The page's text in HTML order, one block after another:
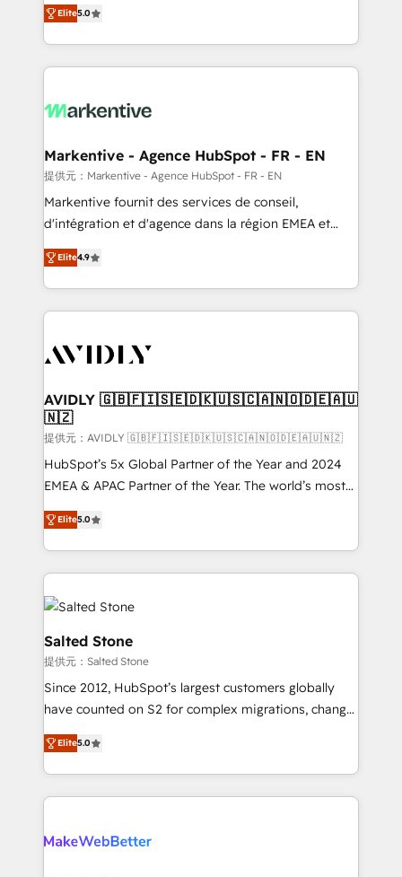
ンツとサイト構造を最適化。 🏆 なぜ100incを選ぶの
か？ ✓ HubSpot Eliteパートナー認定 ✓ HubSpotアワ
ード受賞・HUGリーダー ✓ ISO27001:2022 /
HubSpot大百科 出版 CRM・AI活用に関するご相談、現
せください。
your resilient growth.
customer platform and operationalize HubSpot’s
Loop Marketing framework through expert-led
services, smart agents, and purpose-built apps,
results, fast. ⚙️CRM & RevOps: Align all Hubs to your
🎯Demand Gen & ABM: Drive pipeline with inbound,
ABM, AEO, SEO, & paid media. 👩‍💻Web Design:
Build high-performing websites with UX, messaging,
& conversion strategy that drive results. 🤖AI
AI, & maximize AEO with tailored AI services. 🧩
Integrations: Extend HubSpot with custom
Elite5.0
Markentive - Agence HubSpot - FR - EN
提供元：Markentive - Agence HubSpot - FR - EN
Markentive fournit des services de conseil,
d'intégration et d'agence dans la région EMEA et
North America. Avec plus de 115 experts en
marketing automation, Growth, Revops, CRM et
webdesign. Markentive is both a consulting firm, a
digital agency and an integrator. With over 115
CRM and webdesign (We focus on EMEA - USA
Elite4.9
AVIDLY 🇬🇧🇫🇮🇸🇪🇩🇰🇺🇸🇨🇦🇳🇴🇩🇪🇦🇺
🇳🇿
提供元：AVIDLY 🇬🇧🇫🇮🇸🇪🇩🇰🇺🇸🇨🇦🇳🇴🇩🇪🇦🇺🇳🇿
HubSpot’s 5x Global Partner of the Year and 2024
EMEA & APAC Partner of the Year. The world’s most
experienced and fully accredited HubSpot Solutions
Partner. 🚀 With 2,750+ HubSpot projects delivered
and 370+ specialists across EMEA, APAC and NAM,
we de-risk complex CRM programmes and
accelerate ROI across every HubSpot Hub. 🧭 From
multi-region migrations to AI-powered automation,
we turn complexity into clarity, human at global
scale. 🏆 HubSpot’s CEO called us “the partner of the
future.” Others agree it is proof of trust built through
measurable impact.
Elite5.0
Salted Stone
提供元：Salted Stone
Since 2012, HubSpot’s largest customers globally
have counted on S2 for complex migrations, change
management, systems integration, and creative
solutions that deliver measurable impact and
transform brand experiences As one of the few full-
service creative agencies in the HubSpot
winning design to build scalable, globally
Elite5.0